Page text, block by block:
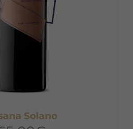
Solano